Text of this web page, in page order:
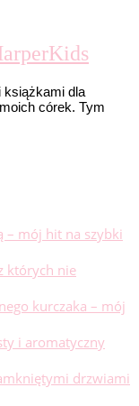
książkami dla
córek. Tym
– mój hit na szybki
których nie
kurczaka – mój
i aromatyczny
drzwiami